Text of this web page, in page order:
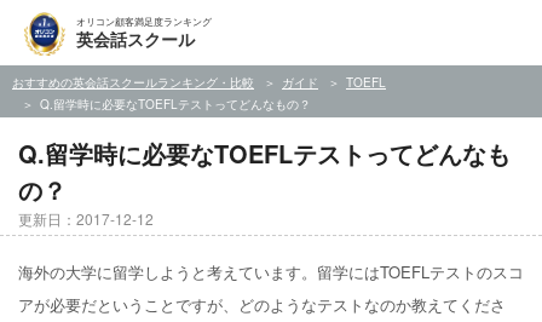
オリコン顧客満足度ランキング
英会話スクール
おすすめの英会話スクールランキング・比較 ガイド
TOEFL
Q.留学時に必要なTOEFLテストってどんなもの？
Q.留学時に必要なTOEFLテストってどんなも
の？
更新日：2017-12-12
海外の大学に留学しようと考えています。留学にはTOEFLテストのスコ
アが必要だということですが、どのようなテストなのか教えてくださ